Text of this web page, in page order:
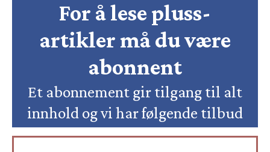
For å lese pluss-
artikler må du være
abonnent
Et abonnement gir tilgang til alt
innhold og vi har følgende tilbud